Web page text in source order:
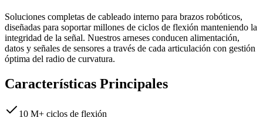
Soluciones completas de cableado interno para brazos robóticos,
diseñadas para soportar millones de ciclos de flexión manteniendo la
integridad de la señal. Nuestros arneses conducen alimentación,
datos y señales de sensores a través de cada articulación con gestión
óptima del radio de curvatura.
Características Principales
10 M+ ciclos de flexión